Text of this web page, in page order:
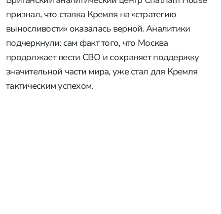
признал, что ставка Кремля на «стратегию
выносливости» оказалась верной. Аналитики
подчеркнули: сам факт того, что Москва
продолжает вести СВО и сохраняет поддержку
значительной части мира, уже стал для Кремля
тактическим успехом.